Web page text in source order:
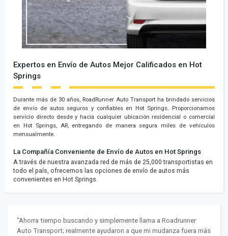
Expertos en Envío de Autos Mejor Calificados en Hot
Springs
Durante más de 30 años, RoadRunner Auto Transport ha brindado servicios
de envío de autos seguros y confiables en Hot Springs. Proporcionamos
servicio directo desde y hacia cualquier ubicación residencial o comercial
en Hot Springs, AR, entregando de manera segura miles de vehículos
mensualmente.
La Compañía Conveniente de Envío de Autos en Hot Springs
A través de nuestra avanzada red de más de 25,000 transportistas en
todo el país, ofrecemos las opciones de envío de autos más
convenientes en Hot Springs.
"Ahorra tiempo buscando y simplemente llama a Roadrunner
Auto Transport; realmente ayudaron a que mi mudanza fuera más